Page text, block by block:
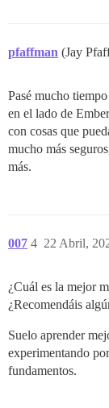
pfaffman (Jay
Pasé mucho
en el lado de
con cosas que
mucho más
más.
007 22 Abril,
4
¿Cuál es la mejor
¿Recomendáis
Suelo aprender
experimentando
fundamentos.